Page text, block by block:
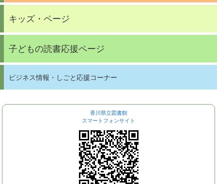
キッズ・ページ
子どもの読書応援ページ
ビジネス情報・しごと応援コーナー
香川県立図書館
スマートフォンサイト